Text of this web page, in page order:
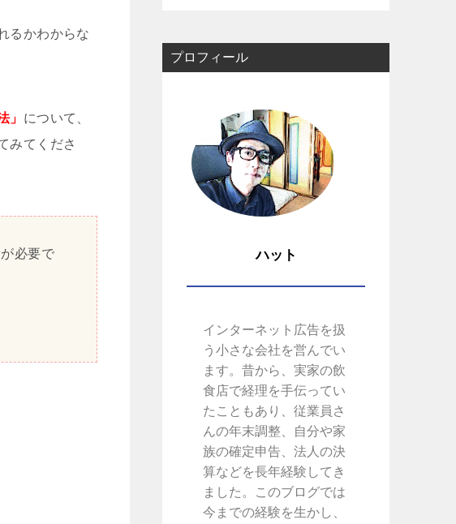
るかわからな
」 について、
みてくださ
必要で
プロフィール
ハット
インターネット広告を扱
う小さな会社を営んでい
ます。昔から、実家の飲
食店で経理を手伝ってい
たこともあり、従業員さ
んの年末調整、自分や家
族の確定申告、法人の決
算などを長年経験してき
ました。このブログでは
今までの経験を生かし、